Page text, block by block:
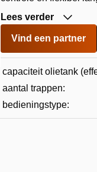
Lees verder
Vind een partner
capaciteit olietank
aantal trappen:
bedieningstype: